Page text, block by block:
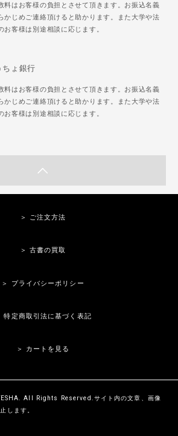
料はお客様の負担とさせて頂きます。お振込名義
かじめご連絡頂けると助かります。また大学や法
お客様は別途相談に応じます。
ょ銀行
料はお客様の負担とさせて頂きます。お振込名義
かじめご連絡頂けると助かります。また大学や法
お客様は別途相談に応じます。
＞ ご注文方法
＞ 古書の買取
＞ プライバシーポリシー
特定商取引法に基づく表記
＞ カートを見る
All Rights Reserved.サイト内の文章、画像
します。